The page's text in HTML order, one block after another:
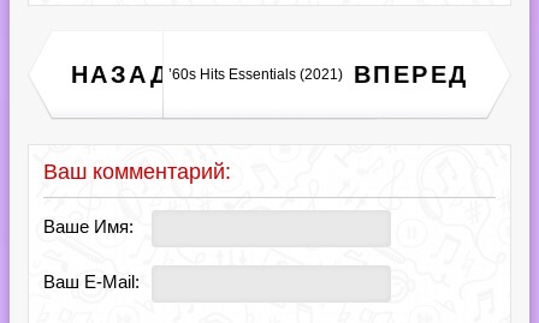
НАЗАД 70s Rock Anthems (2021) ВПЕРЕД
’60s Hits Essentials (2021)
Ваш комментарий:
Ваше Имя:
Ваш E-Mail: